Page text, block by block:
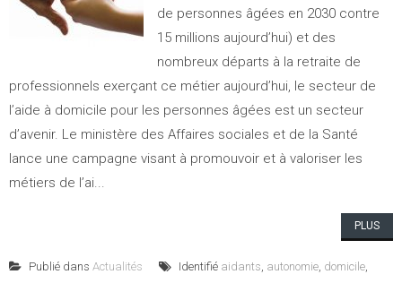
de personnes âgées en 2030 contre
15 millions aujourd’hui) et des
nombreux départs à la retraite de
professionnels exerçant ce métier aujourd’hui, le secteur de
l’aide à domicile pour les personnes âgées est un secteur
d’avenir. Le ministère des Affaires sociales et de la Santé
lance une campagne visant à promouvoir et à valoriser les
métiers de l’ai...
PLUS
Publié dans Actualités Identifié aidants, autonomie, domicile,